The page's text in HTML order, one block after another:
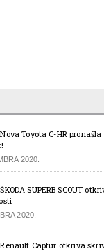
Nova Toyota C-HR
2020.
SUPERB SCOUT
2020.
Renault Captur otkriva